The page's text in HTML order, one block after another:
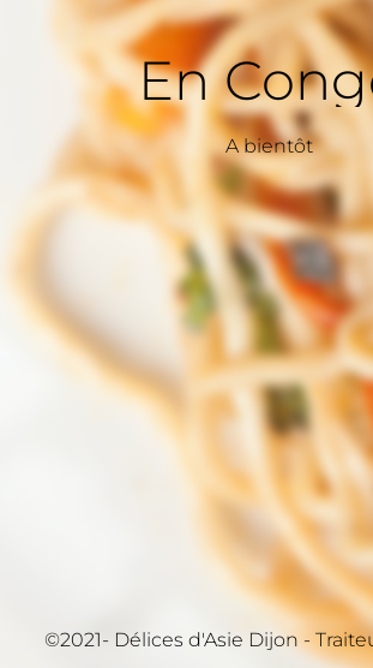
En
A bientôt
©2021- Délices d'Asie Dijon -